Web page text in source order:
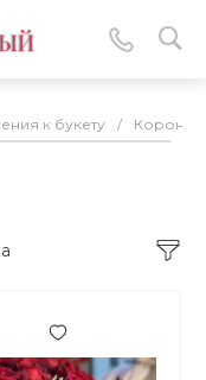
к букету / Корона